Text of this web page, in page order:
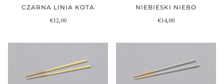
CZARNA LINIA KOTA
€12,00
NIEBIESKI NIEBO
€14,00